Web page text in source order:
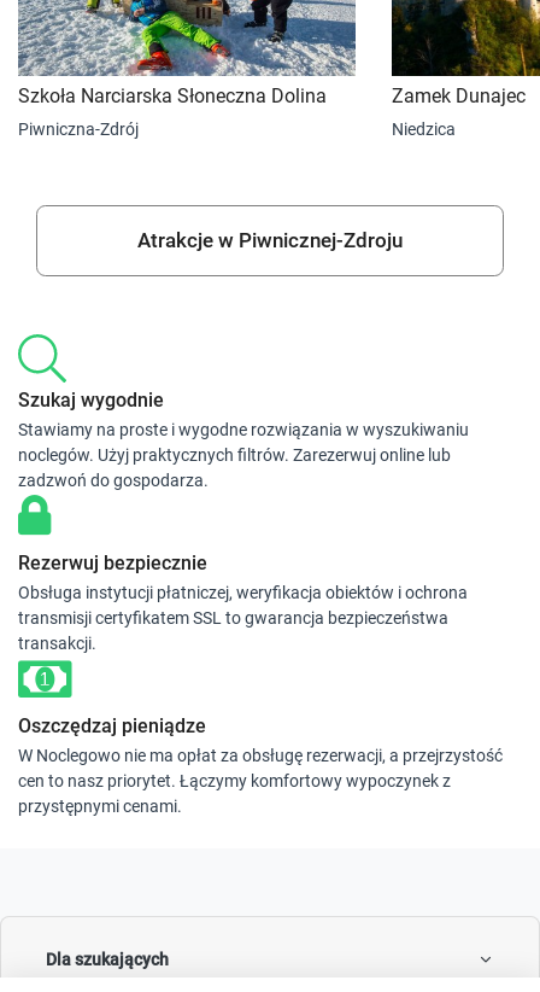
Szkoła Narciarska Słoneczna Dolina
Piwniczna-Zdrój
Zamek Dunajec
Niedzica
Atrakcje w Piwnicznej-Zdroju
Szukaj wygodnie
Stawiamy na proste i wygodne rozwiązania w wyszukiwaniu
noclegów. Użyj praktycznych filtrów. Zarezerwuj online lub
zadzwoń do gospodarza.
Rezerwuj bezpiecznie
Obsługa instytucji płatniczej, weryfikacja obiektów i ochrona
transmisji certyfikatem SSL to gwarancja bezpieczeństwa
transakcji.
Oszczędzaj pieniądze
W Noclegowo nie ma opłat za obsługę rezerwacji, a przejrzystość
cen to nasz priorytet. Łączymy komfortowy wypoczynek z
przystępnymi cenami.
Dla szukających